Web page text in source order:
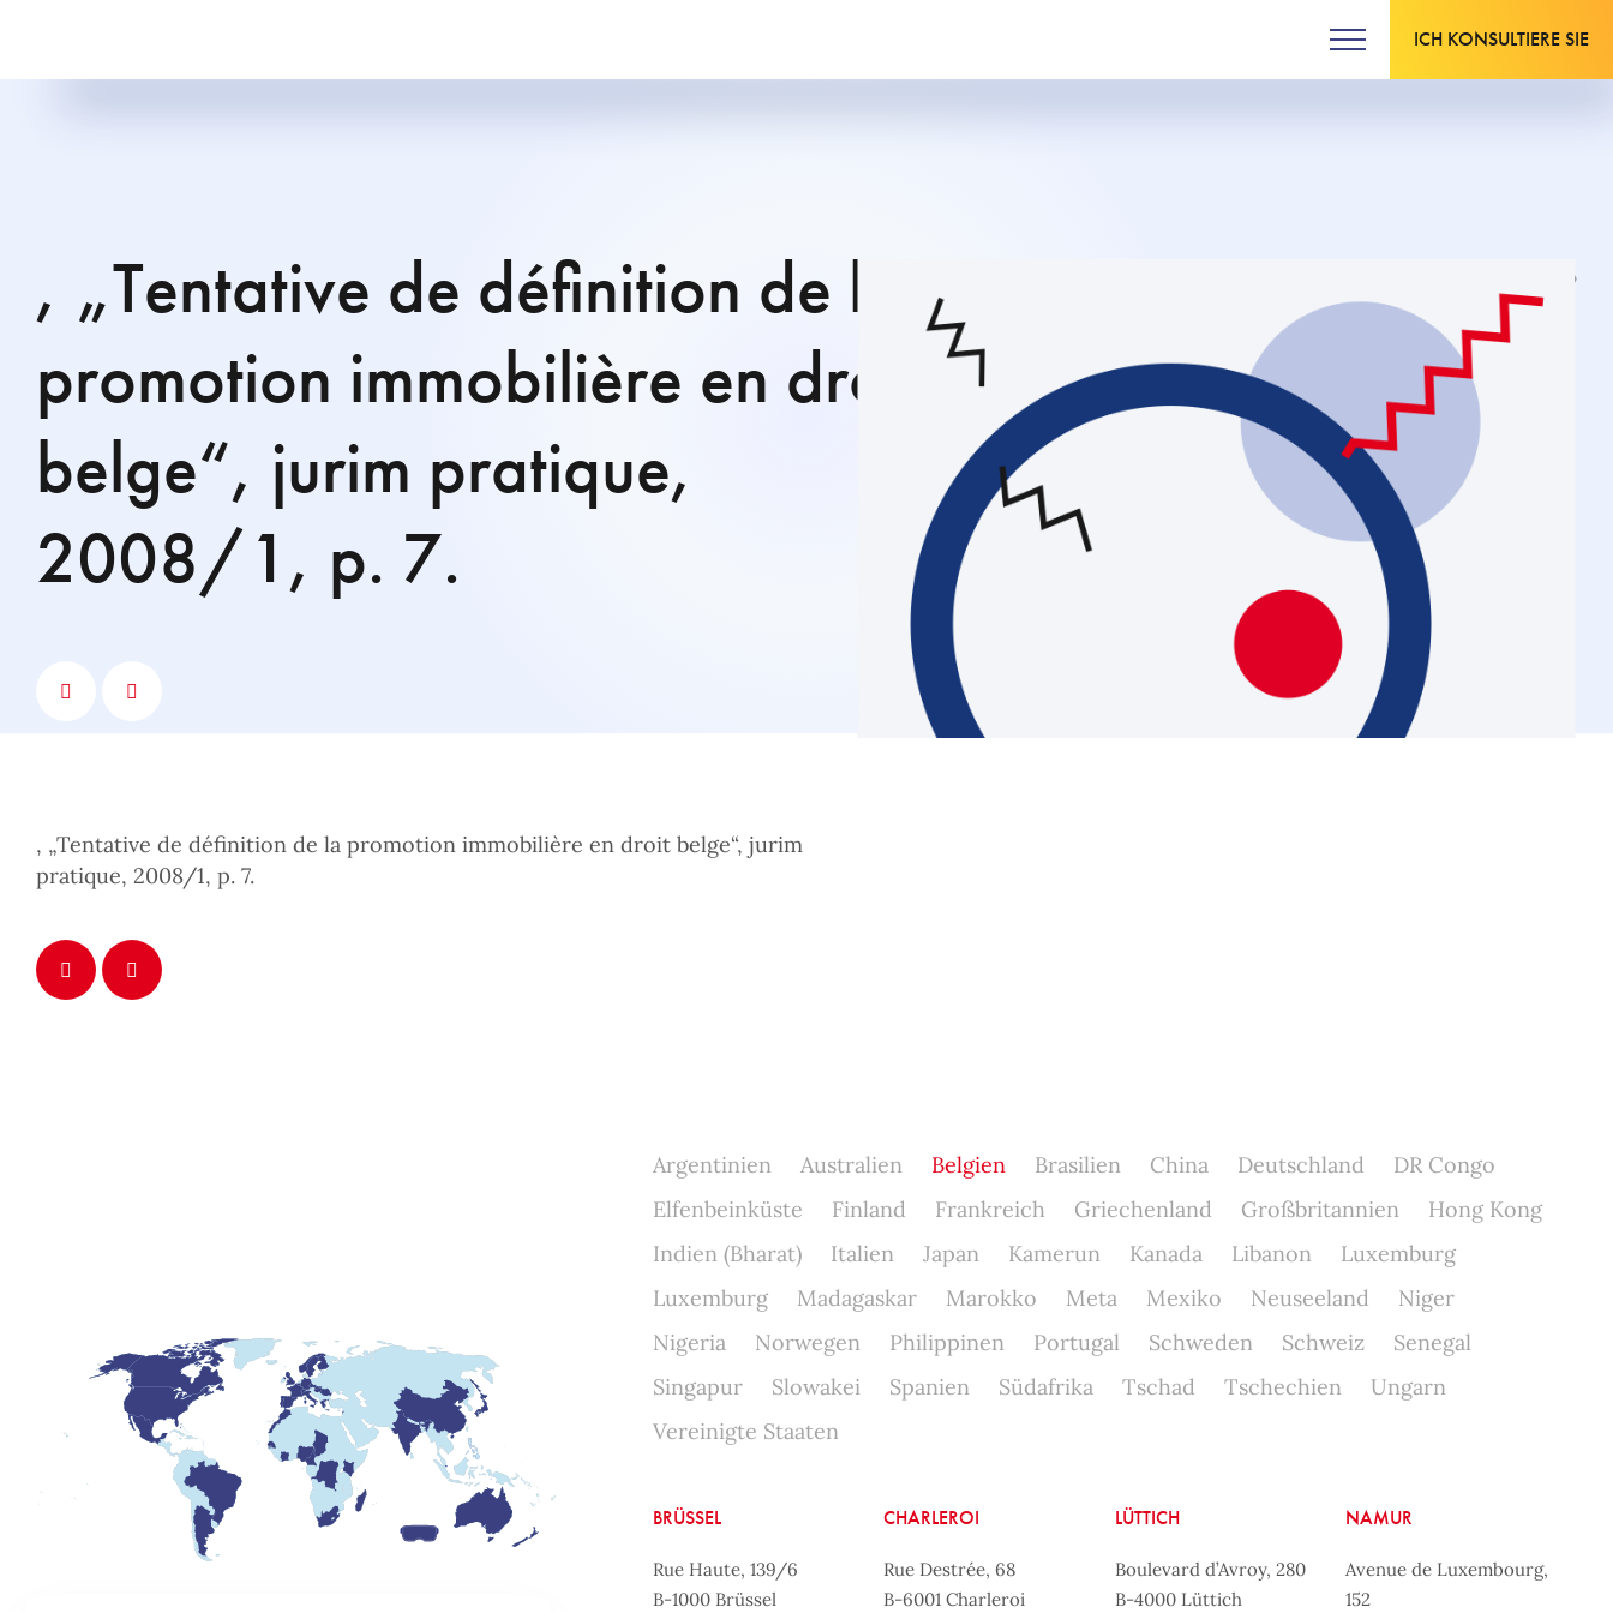
ICH KONSULTIERE SIE
, „Tentative de définition de la
promotion immobilière en droit
belge“, jurim pratique,
2008/1, p. 7.
Aktualisiert am 20.07.2016
, „Tentative de définition de la promotion immobilière en droit belge“, jurim
pratique, 2008/1, p. 7.
Argentinien Australien Belgien Brasilien China Deutschland
DR Congo
Elfenbeinküste
Finland Frankreich Griechenland Großbritannien
Hong Kong
Indien (Bharat)
Italien Japan Kamerun Kanada Libanon
Luxemburg
Luxemburg
Madagaskar Marokko Meta Mexiko Neuseeland
Niger
Nigeria
Norwegen Philippinen Portugal Schweden Schweiz
Senegal
Singapur
Slowakei Spanien Südafrika Tschad Tschechien
Ungarn
Vereinigte Staaten
BRÜSSEL
Rue Haute, 139/6
B-1000 Brüssel
CHARLEROI
Rue Destrée, 68
B-6001 Charleroi
LÜTTICH
Boulevard d’Avroy, 280
B-4000 Lüttich
NAMUR
Avenue de Luxembourg,
152